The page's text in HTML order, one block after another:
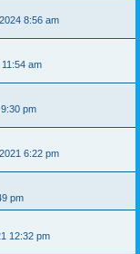
8:56 am
am
pm
6:22 pm
pm
12:32 pm